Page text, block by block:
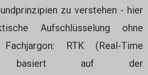
zu verstehen - hier
Aufschlüsselung ohne
RTK (Real-Time
basiert auf der